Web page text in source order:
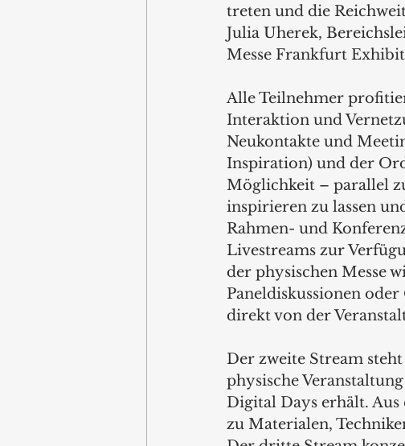
treten und die
Julia Uherek,
Messe Frankfurt
Alle Teilnehmer
Interaktion und
Neukontakte und
Inspiration) und der
Möglichkeit – parallel
inspirieren zu lassen
Rahmen- und
Livestreams zur
der physischen Messe
Paneldiskussionen
direkt von der
Der zweite Stream
physische
Digital Days erhält. Aus
zu Materialen,